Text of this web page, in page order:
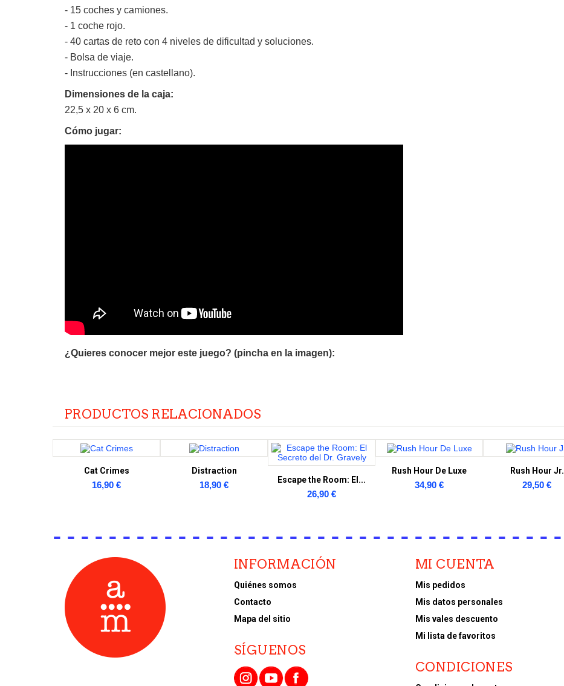
- 15 coches y camiones.
- 1 coche rojo.
- 40 cartas de reto con 4 niveles de dificultad y soluciones.
- Bolsa de viaje.
- Instrucciones (en castellano).
Dimensiones de la caja:
22,5 x 20 x 6 cm.
Cómo jugar:
¿Quieres conocer mejor este juego? (pincha en la imagen):
PRODUCTOS RELACIONADOS
Cat Crimes
16,90 €
Distraction
18,90 €
Escape the Room: El...
26,90 €
Rush Hour De Luxe
34,90 €
Rush Hour Jr.
29,50 €
INFORMACIÓN
Quiénes somos
Contacto
Mapa del sitio
SÍGUENOS
MI CUENTA
Mis pedidos
Mis datos personales
Mis vales descuento
Mi lista de favoritos
CONDICIONES